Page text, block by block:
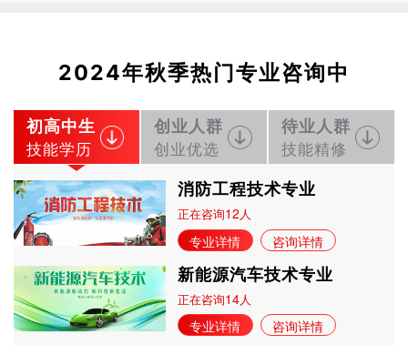
2024年秋季热门专业咨询中
初高中生
技能学历
创业人群
创业优选
待业人群
技能精修
消防工程技术专业
正在咨询12人
专业详情 咨询详情
新能源汽车技术专业
正在咨询14人
专业详情 咨询详情